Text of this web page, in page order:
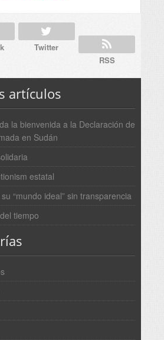
Twitter
RSS
artículos
la bienvenida a la Declaración de
en Sudán
estatal
“mundo ideal” sin transparencia
tiempo